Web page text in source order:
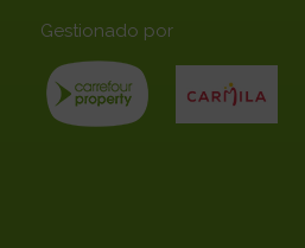
Gestionado por